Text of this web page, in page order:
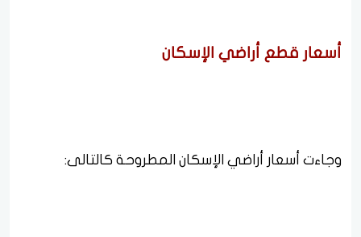
أسعار قطع أراضي الإسكان
وجاءت أسعار أراضي الإسكان المطروحة كالتالى: